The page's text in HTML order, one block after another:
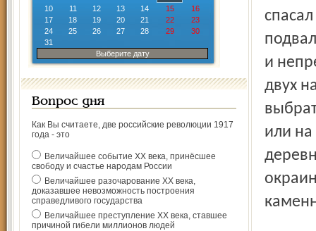
10
11 12 13 14 15
16
17
18 19 20 21 22
23
24
25 26 27 28 29
30
31
Выберите дату
Вопрос дня
Как Вы считаете, две российские революции 1917
года - это
Величайшее событие ХХ века, принёсшее
свободу и счастье народам России
Величайшее разочарование ХХ века,
доказавшее невозможность построения
справедливого государства
Величайшее преступление ХХ века, ставшее
причиной гибели миллионов людей
и
двух
или на